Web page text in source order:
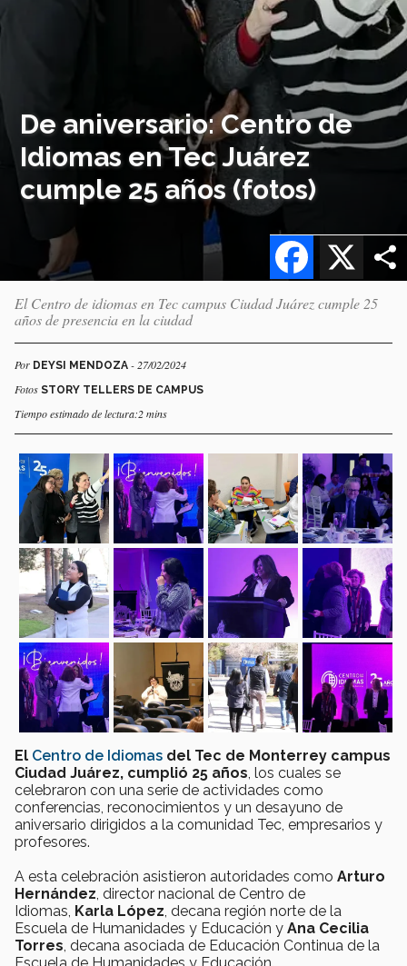
De aniversario: Centro de
Idiomas en Tec Juárez
cumple 25 años (fotos)
X
Facebook
El Centro de idiomas en Tec campus Ciudad Juárez cumple 25
años de presencia en la ciudad
Por DEYSI MENDOZA - 27/02/2024
Fotos STORY TELLERS DE CAMPUS
Tiempo estimado de lectura:2 mins
El Centro de Idiomas del Tec de Monterrey campus
Ciudad Juárez, cumplió 25 años , los cuales se
celebraron con una serie de actividades como
conferencias, reconocimientos y un desayuno de
aniversario dirigidos a la comunidad Tec, empresarios y
profesores.
A esta celebración asistieron autoridades como Arturo
Hernández , director nacional de Centro de
Idiomas, Karla López , decana región norte de la
Escuela de Humanidades y Educación y Ana Cecilia
Torres , decana asociada de Educación Continua de la